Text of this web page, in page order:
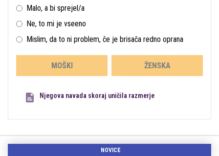
Malo, a bi sprejel/a
Ne, to mi je vseeno
Mislim, da to ni problem, če je brisača redno oprana
MOŠKI ŽENSKA
Njegova navada skoraj uničila razmerje
NOVICE